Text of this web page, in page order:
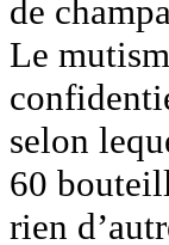
de
Le
selon
60
rien